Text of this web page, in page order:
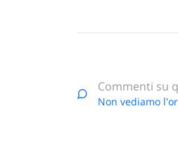
Commenti su
Non vediamo